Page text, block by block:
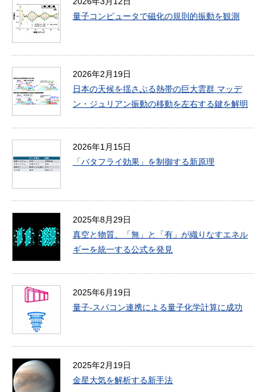
量子コンピュータで磁化の規則的振動を観測
2026年2月19日
日本の天候を揺さぶる熱帯の巨大雲群 マッデ
ン・ジュリアン振動の移動を左右する鍵を解明
2026年1月15日
「バタフライ効果」を制御する新原理
2025年8月29日
真空と物質、「無」と「有」が織りなすエネル
ギーを統一する公式を発見
2025年6月19日
量子-スパコン連携による量子化学計算に成功
2025年2月19日
金星大気を解析する新手法